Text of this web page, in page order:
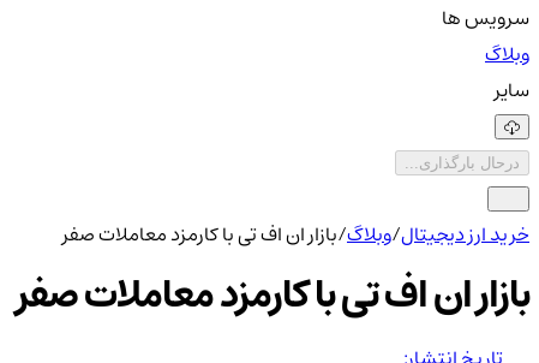
سرویس ها
وبلاگ
سایر
درحال بارگذاری...
خرید ارز دیجیتال/وبلاگ/بازار ان اف تی با کارمزد معاملات صفر
بازار ان اف تی با کارمزد معاملات صفر